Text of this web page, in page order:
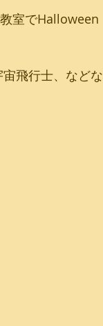
室でHalloween
飛行士、などな